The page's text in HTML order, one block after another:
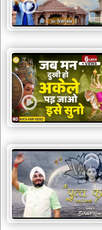
बाबा
बालक
नाथ
भजन
baba
balak
nath
bhajans
देश
भक्ति
भजन
patriotic
bhajans
खाटू
श्याम